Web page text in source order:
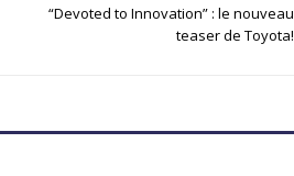
“Devoted to Innovation” : le nouveau
teaser de Toyota!